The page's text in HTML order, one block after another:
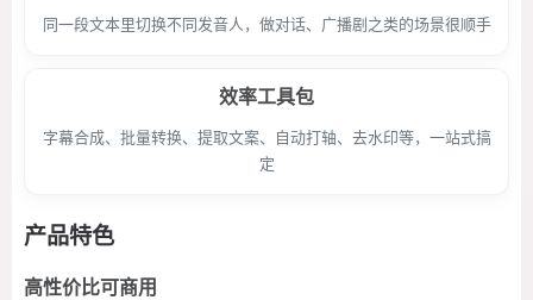
同一段文本里切换不同发音人，做对话、广播剧之类的场景很顺手
效率工具包
字幕合成、批量转换、提取文案、自动打轴、去水印等，一站式搞
定
产品特色
高性价比可商用